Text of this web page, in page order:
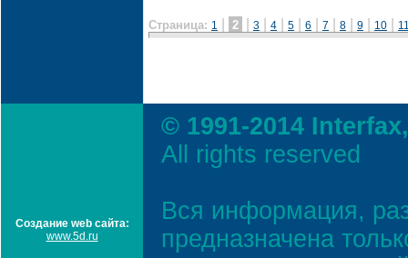
Страница: 1 2 3 4 5 6 7 8 9 10
Создание web сайта:
www.5d.ru
© 1991-2014
All rights reserved
Вся информация,
предназначена